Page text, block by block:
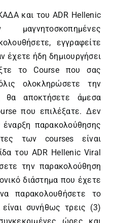
και του ADR Hellenic
μαγνητοσκοπημένες
εγγραφείτε
έχετε ήδη δημιουργήσει
το Course που σας
ολοκληρώσετε την
θα αποκτήσετε άμεσα
που επιλέξατε. Δεν
παρακολούθησης
των courses είναι
του ADR Hellenic Viral
την παρακολούθηση
διάστημα που έχετε
παρακολουθήσετε το
συνήθως τρεις (3)